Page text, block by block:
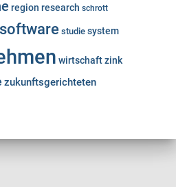
region research schrott
software studie system
wirtschaftzink
zukunftsgerichteten